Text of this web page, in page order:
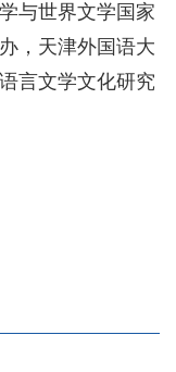
与世界文学国家
，天津外国语大
言文学文化研究